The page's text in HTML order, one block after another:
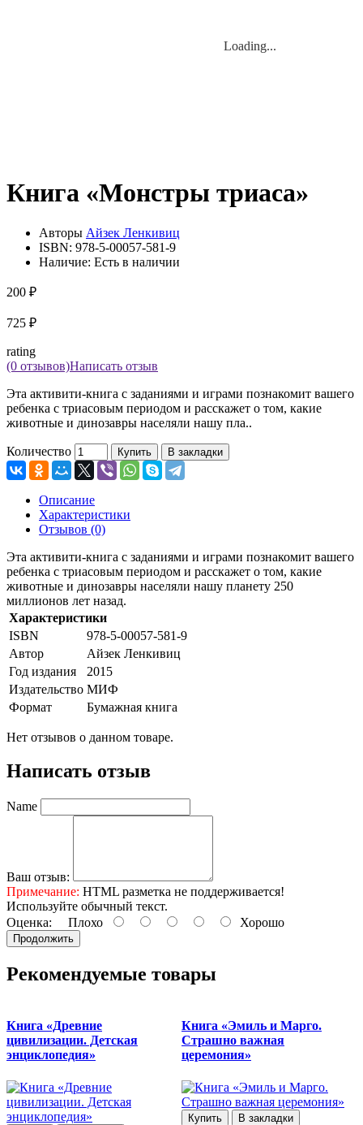
Loading...
Loading...
Книга «Монстры триаса»
Авторы Айзек Ленкивиц
ISBN: 978-5-00057-581-9
Наличие: Есть в наличии
200 ₽
725 ₽
rating
(0 отзывов)Написать отзыв
Эта активити-книга с заданиями и играми познакомит вашего
ребенка с триасовым периодом и расскажет о том, какие
животные и динозавры населяли нашу пла..
Количество Купить В закладки
Описание
Характеристики
Отзывов (0)
Эта активити-книга с заданиями и играми познакомит вашего
ребенка с триасовым периодом и расскажет о том, какие
животные и динозавры населяли нашу планету 250
миллионов лет назад.
Характеристики
ISBN
978-5-00057-581-9
Автор
Айзек Ленкивиц
Год издания
2015
Издательство МИФ
Формат
Бумажная книга
Нет отзывов о данном товаре.
Написать отзыв
Name
Ваш отзыв:
Примечание: HTML разметка не поддерживается!
Используйте обычный текст.
Оценка: Плохо Хорошо
Продолжить
Рекомендуемые товары
Книга «Древние
цивилизации. Детская
энциклопедия»
Книга «Эмиль и Марго.
Страшно важная
церемония»
Купить В закладки